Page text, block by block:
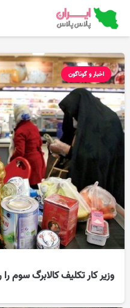
اخبار و گوناگون
وزیر کار تکلیف کالابرگ سوم